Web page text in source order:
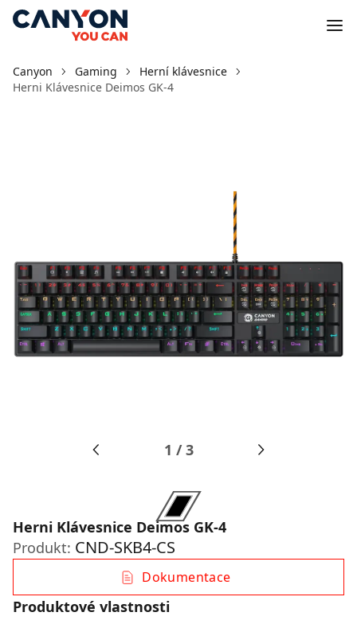
Canyon Gaming
Herní klávesnice
Herni Klávesnice Deimos GK-4
1 /3
Herni Klávesnice Deimos GK-4
Produkt: CND-SKB4-CS
Dokumentace
Produktové vlastnosti